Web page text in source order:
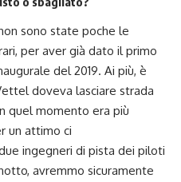
sono state poche le
per aver già dato il primo
del 2019. Ai più, è
doveva lasciare strada
quel momento era più
un attimo ci
ingegneri di pista dei piloti
avremmo sicuramente